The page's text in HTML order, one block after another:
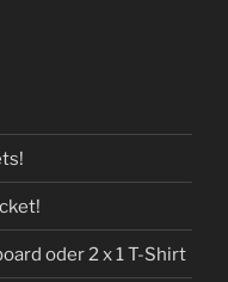
oder 2 x 1 T-Shirt